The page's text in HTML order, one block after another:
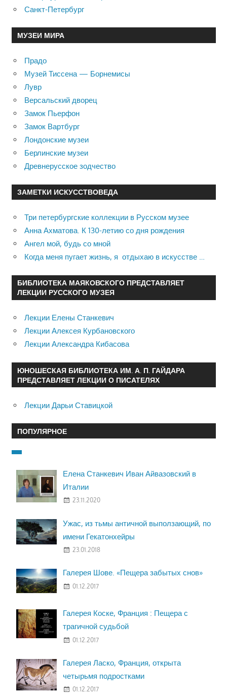
Санкт-Петербург
МУЗЕИ МИРА
Прадо
Музей Тиссена — Борнемисы
Лувр
Версальский дворец
Замок Пьерфон
Замок Вартбург
Лондонские музеи
Берлинские музеи
Древнерусское зодчество
ЗАМЕТКИ ИСКУССТВОВЕДА
Три петербургские коллекции в Русском музее
Анна Ахматова. К 130-летию со дня рождения
Ангел мой, будь со мной
Когда меня пугает жизнь, я отдыхаю в искусстве …
БИБЛИОТЕКА МАЯКОВСКОГО ПРЕДСТАВЛЯЕТ
ЛЕКЦИИ РУССКОГО МУЗЕЯ
Лекции Елены Станкевич
Лекции Алексея Курбановского
Лекции Александра Кибасова
ЮНОШЕСКАЯ БИБЛИОТЕКА ИМ. А. П. ГАЙДАРА
ПРЕДСТАВЛЯЕТ ЛЕКЦИИ О ПИСАТЕЛЯХ
Лекции Дарьи Ставицкой
ПОПУЛЯРНОЕ
Елена Станкевич Иван Айвазовский в
Италии
23.11.2020
Ужас, из тьмы античной выползающий, по
имени Гекатонхейры
23.01.2018
Галерея Шове. «Пещера забытых снов»
01.12.2017
Галерея Коске, Франция : Пещера с
трагичной судьбой
01.12.2017
Галерея Ласко, Франция, открыта
четырьмя подростками
01.12.2017